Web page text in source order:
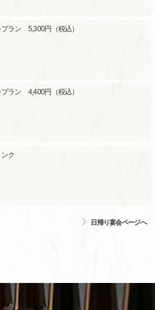
ラン 5,300円（税込）
ラン 4,400円（税込）
ク
日帰り宴会ページへ